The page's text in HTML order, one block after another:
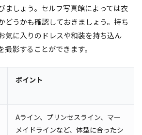
ましょう。セルフ写真館によっては衣
どうかも確認しておきましょう。持ち
気に入りのドレスや和装を持ち込ん
影することができます。
ポイント
Aライン、プリンセスライン、マー
メイドラインなど、体型に合ったシ